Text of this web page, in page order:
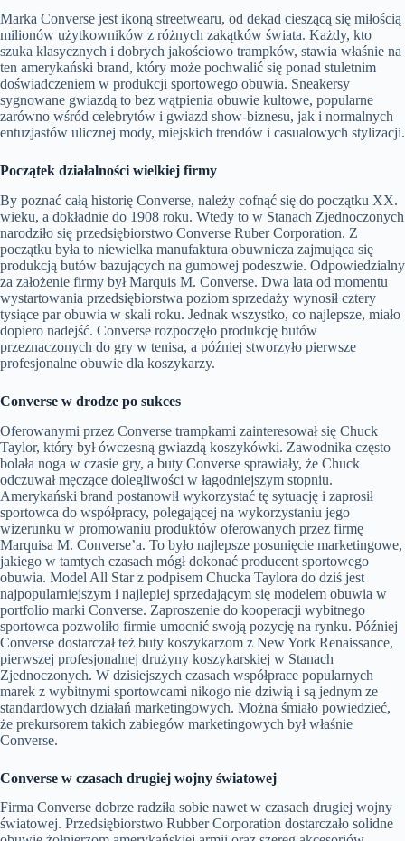
Marka Converse jest ikoną streetwearu, od dekad cieszącą się miłością
milionów użytkowników z różnych zakątków świata. Każdy, kto
szuka klasycznych i dobrych jakościowo trampków, stawia właśnie na
ten amerykański brand, który może pochwalić się ponad stuletnim
doświadczeniem w produkcji sportowego obuwia. Sneakersy
sygnowane gwiazdą to bez wątpienia obuwie kultowe, popularne
zarówno wśród celebrytów i gwiazd show-biznesu, jak i normalnych
entuzjastów ulicznej mody, miejskich trendów i casualowych stylizacji.
Początek działalności wielkiej firmy
By poznać całą historię Converse, należy cofnąć się do początku XX.
wieku, a dokładnie do 1908 roku. Wtedy to w Stanach Zjednoczonych
narodziło się przedsiębiorstwo Converse Ruber Corporation. Z
początku była to niewielka manufaktura obuwnicza zajmująca się
produkcją butów bazujących na gumowej podeszwie. Odpowiedzialny
za założenie firmy był Marquis M. Converse. Dwa lata od momentu
wystartowania przedsiębiorstwa poziom sprzedaży wynosił cztery
tysiące par obuwia w skali roku. Jednak wszystko, co najlepsze, miało
dopiero nadejść. Converse rozpoczęło produkcję butów
przeznaczonych do gry w tenisa, a później stworzyło pierwsze
profesjonalne obuwie dla koszykarzy.
Converse w drodze po sukces
Oferowanymi przez Converse trampkami zainteresował się Chuck
Taylor, który był ówczesną gwiazdą koszykówki. Zawodnika często
bolała noga w czasie gry, a buty Converse sprawiały, że Chuck
odczuwał męczące dolegliwości w łagodniejszym stopniu.
Amerykański brand postanowił wykorzystać tę sytuację i zaprosił
sportowca do współpracy, polegającej na wykorzystaniu jego
wizerunku w promowaniu produktów oferowanych przez firmę
Marquisa M. Converse’a. To było najlepsze posunięcie marketingowe,
jakiego w tamtych czasach mógł dokonać producent sportowego
obuwia. Model All Star z podpisem Chucka Taylora do dziś jest
najpopularniejszym i najlepiej sprzedającym się modelem obuwia w
portfolio marki Converse. Zaproszenie do kooperacji wybitnego
sportowca pozwoliło firmie umocnić swoją pozycję na rynku. Później
Converse dostarczał też buty koszykarzom z New York Renaissance,
pierwszej profesjonalnej drużyny koszykarskiej w Stanach
Zjednoczonych. W dzisiejszych czasach współprace popularnych
marek z wybitnymi sportowcami nikogo nie dziwią i są jednym ze
standardowych działań marketingowych. Można śmiało powiedzieć,
że prekursorem takich zabiegów marketingowych był właśnie
Converse.
Converse w czasach drugiej wojny światowej
Firma Converse dobrze radziła sobie nawet w czasach drugiej wojny
światowej. Przedsiębiorstwo Rubber Corporation dostarczało solidne